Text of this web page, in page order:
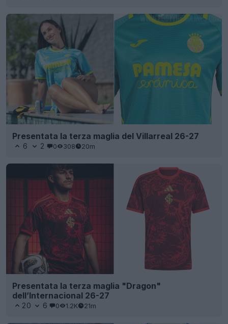
Presentata la terza maglia del Villarreal 26-27
6 2 0 308 20m
Presentata la terza maglia "Dragon"
dell’Internacional 26-27
20 6 0 1.2K 21m